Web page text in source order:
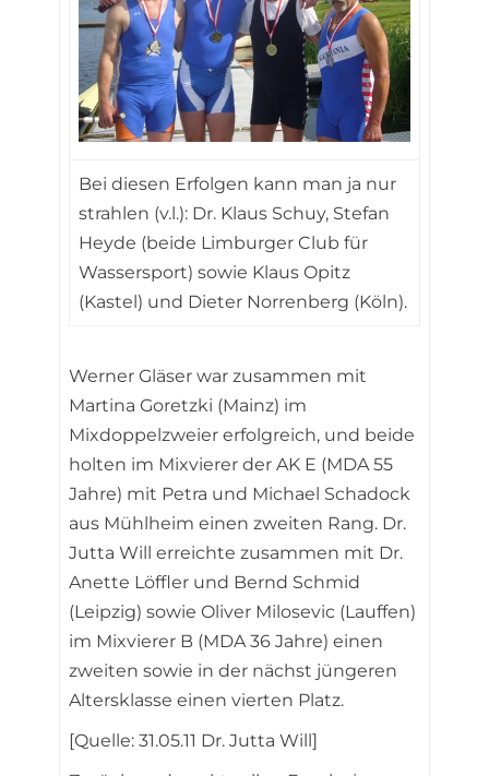
Bei diesen Erfolgen kann man ja nur
strahlen (v.l.): Dr. Klaus Schuy, Stefan
Heyde (beide Limburger Club für
Wassersport) sowie Klaus Opitz
(Kastel) und Dieter Norrenberg (Köln).
Werner Gläser war zusammen mit
Martina Goretzki (Mainz) im
Mixdoppelzweier erfolgreich, und beide
holten im Mixvierer der AK E (MDA 55
Jahre) mit Petra und Michael Schadock
aus Mühlheim einen zweiten Rang. Dr.
Jutta Will erreichte zusammen mit Dr.
Anette Löffler und Bernd Schmid
(Leipzig) sowie Oliver Milosevic (Lauffen)
im Mixvierer B (MDA 36 Jahre) einen
zweiten sowie in der nächst jüngeren
Altersklasse einen vierten Platz.
[Quelle: 31.05.11 Dr. Jutta Will]